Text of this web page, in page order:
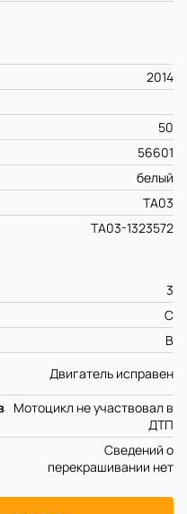
2014
50
56601
белый
TA03
TA03-1323572
3
C
B
Двигатель исправен
Мотоцикл не участвовал в
ДТП
Сведений о
перекрашивании нет